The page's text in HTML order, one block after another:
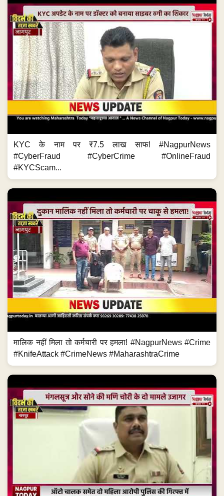
KYC के नाम पर ₹7.5 लाख साफ! #NagpurNews
#CyberFraud #CyberCrime #OnlineFraud
#KYCScam...
मालिक नहीं मिला तो कर्मचारी पर हमला! #NagpurNews #Crime
#KnifeAttack #CrimeNews #MaharashtraCrime